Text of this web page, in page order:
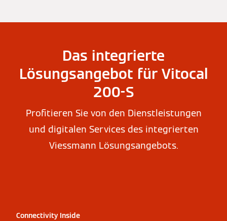
Das integrierte
Lösungsangebot für Vitocal
200-S
Profitieren Sie von den Dienstleistungen
und digitalen Services des integrierten
Viessmann Lösungsangebots.
Connectivity Inside